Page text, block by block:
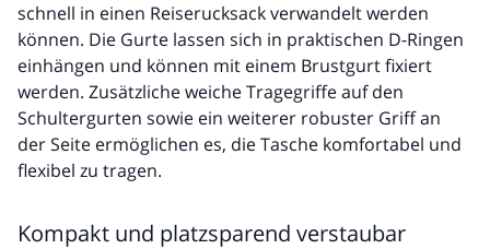
schnell in einen Reiserucksack verwandelt werden
können. Die Gurte lassen sich in praktischen D-Ringen
einhängen und können mit einem Brustgurt fixiert
werden. Zusätzliche weiche Tragegriffe auf den
Schultergurten sowie ein weiterer robuster Griff an
der Seite ermöglichen es, die Tasche komfortabel und
flexibel zu tragen.
Kompakt und platzsparend verstaubar